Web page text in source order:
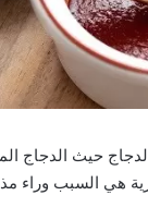
حيث الدجاج
هي السبب وراء